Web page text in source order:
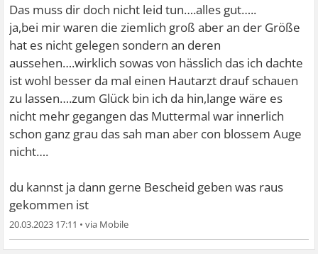
Das muss dir doch nicht leid tun….alles gut…..
ja,bei mir waren die ziemlich groß aber an der Größe
hat es nicht gelegen sondern an deren
aussehen….wirklich sowas von hässlich das ich dachte
ist wohl besser da mal einen Hautarzt drauf schauen
zu lassen….zum Glück bin ich da hin,lange wäre es
nicht mehr gegangen das Muttermal war innerlich
schon ganz grau das sah man aber con blossem Auge
nicht….
du kannst ja dann gerne Bescheid geben was raus
gekommen ist
20.03.2023 17:11 •